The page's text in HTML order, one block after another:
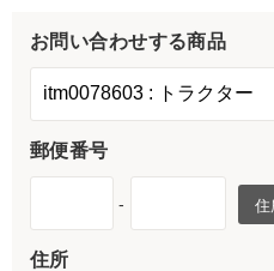
お問い合わせする商品
郵便番号
- 住
住所